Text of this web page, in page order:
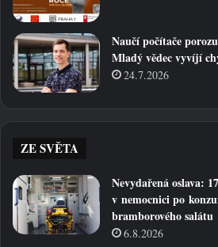
Naučí počítače
Mladý vědec vyvíjí
24.7.2026
ZE SVĚTA
Nevydařená oslava:
v nemocnici po
bramborového salátu
6.8.2026